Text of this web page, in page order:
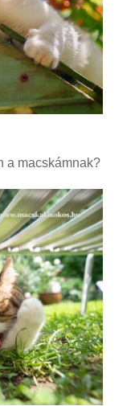
a macskámnak?